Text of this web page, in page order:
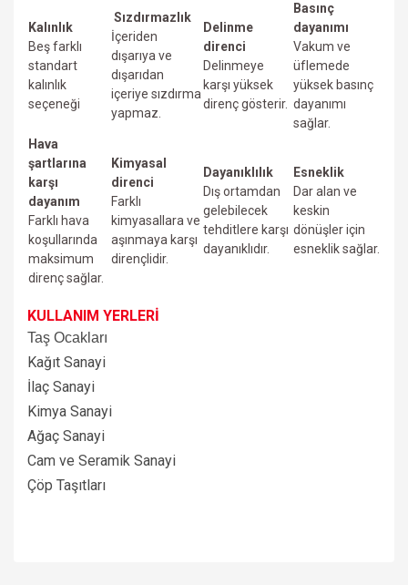
Kalınlık
Beş farklı
standart
kalınlık
seçeneği
Sızdırmazlık
İçeriden
dışarıya ve
dışarıdan
içeriye sızdırma
yapmaz.
Delinme
direnci
Delinmeye
karşı yüksek
direnç gösterir.
Basınç
dayanımı
Vakum ve
üfIemede
yüksek basınç
dayanımı
sağlar.
Hava
şartlarına
karşı
dayanım
Farklı hava
koşullarında
maksimum
direnç sağlar.
Kimyasal
direnci
Farklı
kimyasallara ve
aşınmaya karşı
dirençlidir.
Dayanıklılık
Dış ortamdan
gelebilecek
tehditlere karşı
dayanıklıdır.
Esneklik
Dar alan ve
keskin
dönüşler için
esneklik sağlar.
KULLANIM YERLERİ
Taş Ocakları
Kağıt Sanayi
İlaç Sanayi
Kimya Sanayi
Ağaç Sanayi
Cam ve Seramik Sanayi
Çöp Taşıtları